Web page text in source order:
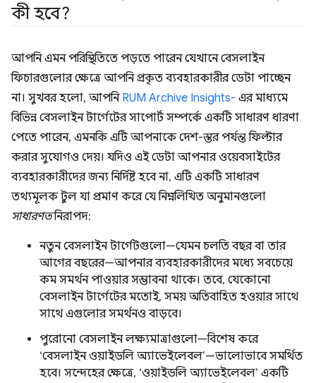
কী হবে?
আপনি এমন পরিস্থিতিতে পড়তে পারেন যেখানে বেসলাইন
ফিচারগুলোর ক্ষেত্রে আপনি প্রকৃত ব্যবহারকারীর ডেটা পাচ্ছেন
না। সুখবর হলো, আপনি RUM Archive Insights- এর মাধ্যমে
বিভিন্ন বেসলাইন টার্গেটের সাপোর্ট সম্পর্কে একটি সাধারণ ধারণা
পেতে পারেন, এমনকি এটি আপনাকে দেশ-স্তর পর্যন্ত ফিল্টার
করার সুযোগও দেয়। যদিও এই ডেটা আপনার ওয়েবসাইটের
ব্যবহারকারীদের জন্য নির্দিষ্ট হবে না, এটি একটি সাধারণ
তথ্যমূলক টুল যা প্রমাণ করে যে নিম্নলিখিত অনুমানগুলো
সাধারণতনিরাপদ:
নতুন বেসলাইন টার্গেটগুলো—যেমন চলতি বছর বা তার
আগের বছরের—আপনার ব্যবহারকারীদের মধ্যে সবচেয়ে
কম সমর্থন পাওয়ার সম্ভাবনা থাকে। তবে, যেকোনো
বেসলাইন টার্গেটের মতোই, সময় অতিবাহিত হওয়ার সাথে
সাথে এগুলোর সমর্থনও বাড়বে।
পুরোনো বেসলাইন লক্ষ্যমাত্রাগুলো—বিশেষ করে
‘বেসলাইন ওয়াইডলি অ্যাভেইলেবল’—ভালোভাবে সমর্থিত
হবে। সন্দেহের ক্ষেত্রে, ‘ওয়াইডলি অ্যাভেইলেবল’ একটি